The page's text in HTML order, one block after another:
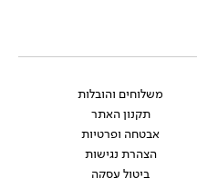
משלוחים והובלות
תקנון האתר
אבטחה ופרטיות
הצהרת נגישות
ביטול עסקה